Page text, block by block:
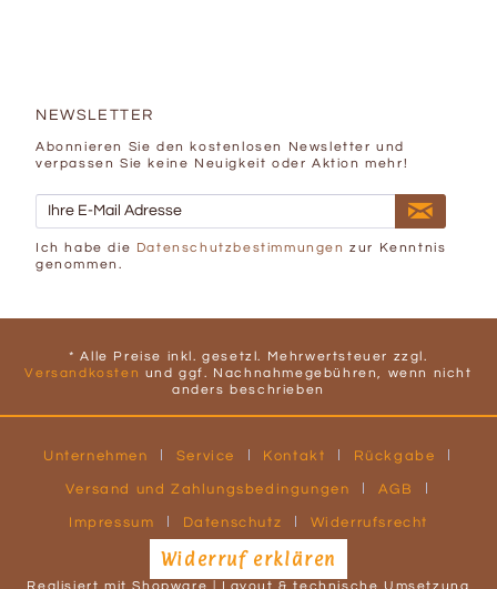
NEWSLETTER
Abonnieren Sie den kostenlosen Newsletter und
verpassen Sie keine Neuigkeit oder Aktion mehr!
Ich habe die Datenschutzbestimmungen zur Kenntnis
genommen.
* Alle Preise inkl. gesetzl. Mehrwertsteuer zzgl.
Versandkosten und ggf. Nachnahmegebühren, wenn nicht
anders beschrieben
Unternehmen Service Kontakt Rückgabe
Versand und Zahlungsbedingungen AGB
Impressum Datenschutz Widerrufsrecht
Widerruf erklären